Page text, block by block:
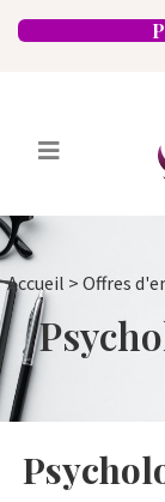
Services
Spécialités
Carrières
Accueil > Offres